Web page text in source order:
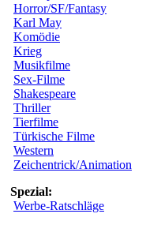
Horror/SF/Fantasy
Karl May
Komödie
Krieg
Musikfilme
Sex-Filme
Shakespeare
Thriller
Tierfilme
Türkische Filme
Western
Zeichentrick/Animation
Spezial:
Werbe-Ratschläge